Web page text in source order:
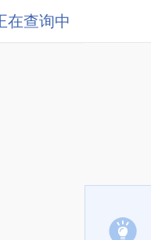
在查询中